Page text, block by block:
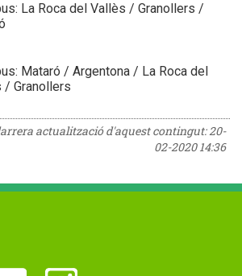
La Roca del Vallès / Granollers /
Mataró / Argentona / La Roca del
/ Granollers
actualització d'aquest contingut:20-
02-2020 14:36